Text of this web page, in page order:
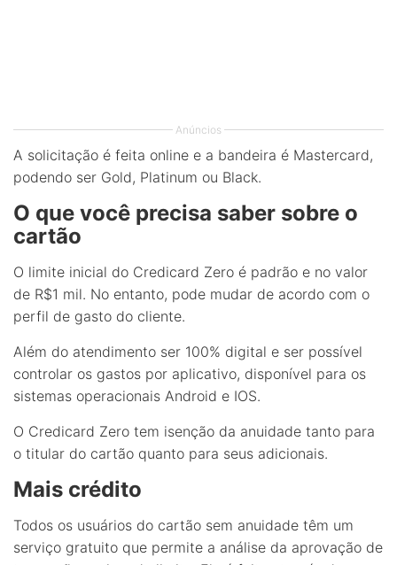
Anúncios
A solicitação é feita online e a bandeira é Mastercard,
podendo ser Gold, Platinum ou Black.
O que você precisa saber sobre o
cartão
O limite inicial do Credicard Zero é padrão e no valor
de R$1 mil. No entanto, pode mudar de acordo com o
perfil de gasto do cliente.
Além do atendimento ser 100% digital e ser possível
controlar os gastos por aplicativo, disponível para os
sistemas operacionais Android e IOS.
O Credicard Zero tem isenção da anuidade tanto para
o titular do cartão quanto para seus adicionais.
Mais crédito
Todos os usuários do cartão sem anuidade têm um
serviço gratuito que permite a análise da aprovação de